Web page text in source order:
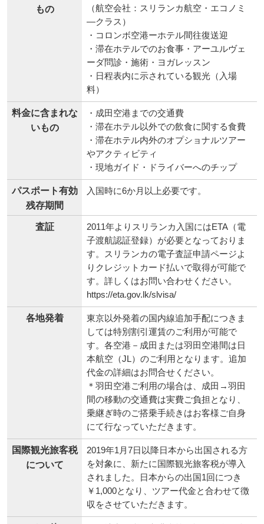
もの
（航空会社：スリランカ航空・エコノミ
―クラス）
・コロンボ空港ーホテル間往復送迎
・滞在ホテルでのお食事・アーユルヴェ
ーダ問診・施術・ヨガレッスン
・日程表内に示されている観光（入場
料）
料金に含まれな
いもの
・成田空港までの交通費
・滞在ホテル以外での飲食に関する食費
・滞在ホテル内外のオプショナルツアー
やアクティビティ
・現地ガイド・ドライバーへのチップ
パスポート有効
残存期間
入国時に6か月以上必要です。
査証
2011年よりスリランカ入国にはETA（電
子渡航認証登録）が必要となっておりま
す。スリランカの電子査証申請ページよ
りクレジットカード払いで取得が可能で
す。詳しくはお問い合わせください。
https://eta.gov.lk/slvisa/
各地発着
東京以外発着の国内線追加手配につきま
しては特別割引運賃のご利用が可能で
す。各空港－成田または羽田空港間は日
本航空（JL）のご利用となります。追加
代金の詳細はお問合せください。
＊羽田空港ご利用の場合は、成田→羽田
間の移動の交通費は実費ご負担となり、
乗継ぎ時のご搭乗手続きはお客様ご自身
にて行なっていただきます。
国際観光旅客税
について
2019年1月7日以降日本から出国される方
を対象に、新たに国際観光旅客税が導入
されました。日本からの出国1回につき
￥1,000となり、ツアー代金と合わせて徴
収をさせていただきます。